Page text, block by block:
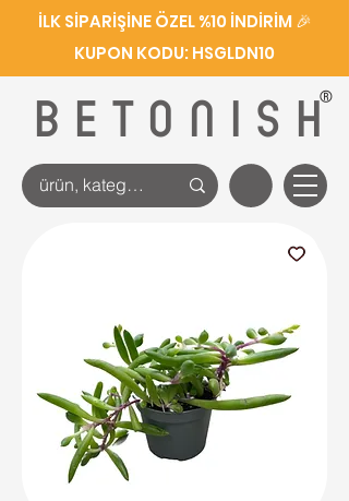
BETONISH
®
İLK SİPARİŞİNE ÖZEL %10 İNDİRİM 🎉
KUPON KODU: HSGLDN10